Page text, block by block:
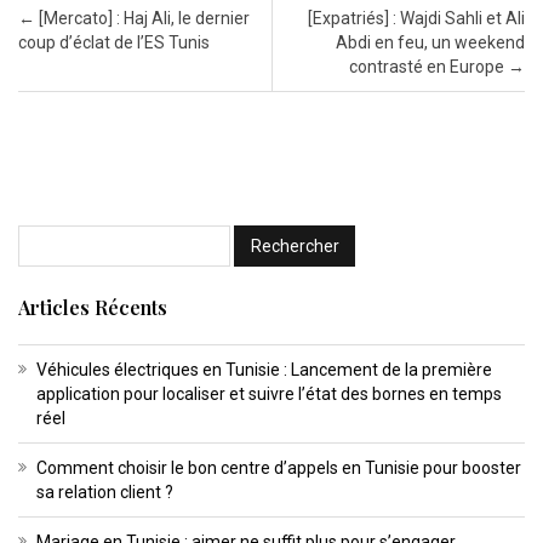
Post navigation
← [Mercato] : Haj Ali, le dernier
coup d’éclat de l’ES Tunis
[Expatriés] : Wajdi Sahli et Ali
Abdi en feu, un weekend
contrasté en Europe →
Articles Récents
Véhicules électriques en Tunisie : Lancement de la première
application pour localiser et suivre l’état des bornes en temps
réel
Comment choisir le bon centre d’appels en Tunisie pour booster
sa relation client ?